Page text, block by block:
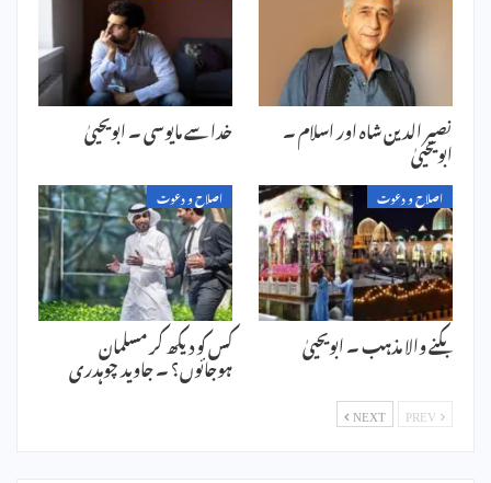
نصیر الدین شاہ اور اسلام ۔
ابویحییٰ
خدا سے مایوسی ۔ ابویحییٰ
اصلاح و دعوت
بکنے والا مذہب ۔ ابویحییٰ
اصلاح و دعوت
کس کو دیکھ کر مسلمان
ہوجائوں؟ ۔ جاوید چوہدری
NEXT